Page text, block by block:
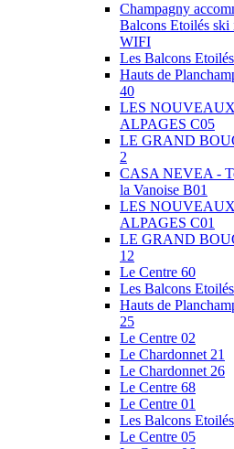
Champagny
Balcons Etoilés ski
WIFI
Les Balcons
Hauts de
40
LES NOUVEAUX
ALPAGES C05
LE GRAND
2
CASA NEVEA -
la Vanoise B01
LES NOUVEAUX
ALPAGES C01
LE GRAND
12
Le Centre 60
Les Balcons
Hauts de
25
Le Centre 02
Le Chardonnet 21
Le Chardonnet 26
Le Centre 68
Le Centre 01
Les Balcons
Le Centre 05